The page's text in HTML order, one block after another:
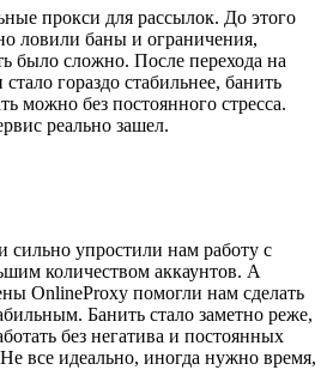
прокси для рассылок. До этого
ловили баны и ограничения,
было сложно. После перехода на
гораздо стабильнее, банить
можно без постоянного стресса.
реально зашел.
упростили нам работу с
количеством аккаунтов. А
OnlineProxy помогли нам сделать
Банить стало заметно реже,
без негатива и постоянных
все идеально, иногда нужно время,